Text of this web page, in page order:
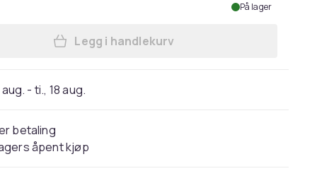
På lager
Legg Danmarks moskeer | Lene
Legg i handlekurv
aug. - ti., 18 aug.
betaling
åpent kjøp